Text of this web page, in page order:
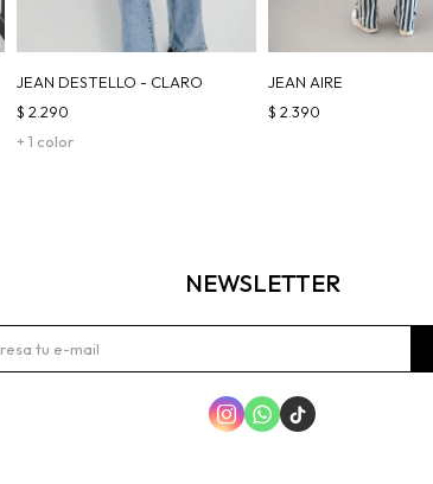
JEAN DESTELLO - CLARO
+ 1 color
$ 2.290
JEAN AIRE
$ 2.390
NEWSLETTER
  